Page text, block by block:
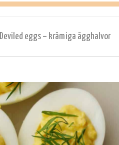
Deviled eggs – krämiga ägghalvor